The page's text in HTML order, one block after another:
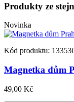
Produkty ze
Novinka
Kód produktu:
Magnetka dům
49,00 Kč